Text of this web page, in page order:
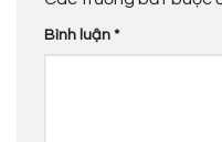
Bình luận *